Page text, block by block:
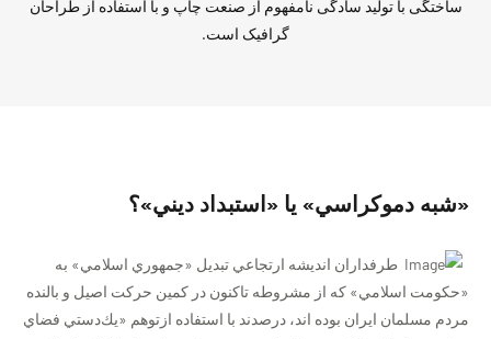
ساختگی با تولید سادگی نامفهوم از صنعت چاپ و با استفاده از طراحان
گرافیک است.
«شبه دموكراسي» يا «استبداد ديني»؟
طرفداران انديشه ارتجاعي تبديل «جمهوري اسلامي» به
«حكومت اسلامي» كه از مشروطه تاكنون در كمين حركت اصيل و بالنده
مردم مسلمان ايران بوده اند، درصدند با استفاده ازتوهم «يك‌دستي فضاي